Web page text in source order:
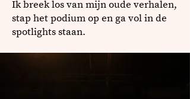
Ik breek los van mijn oude verhalen,
stap het podium op en ga vol in de
spotlights staan.